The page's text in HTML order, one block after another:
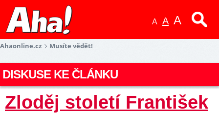
A A A
Ahaonline.cz Musíte vědět!
DISKUSE KE ČLÁNKU
Zloděj století František